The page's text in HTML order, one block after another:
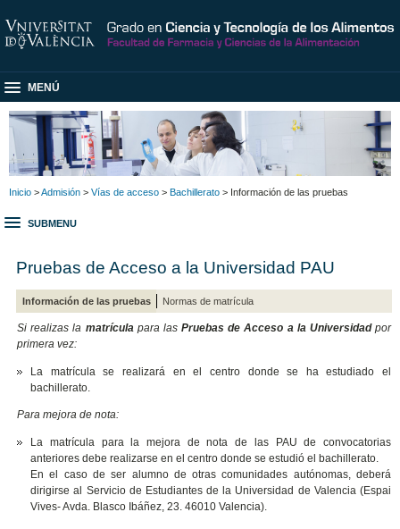
MENÚ
Inicio >Admisión > Vías de acceso > Bachillerato > Información de las pruebas
SUBMENU
Pruebas de Acceso a la Universidad PAU
Información de las pruebas Normas de matrícula
Si realizas la matrícula para lasPruebas de Acceso a la Universidadpor
primera vez:
La matrícula se realizará en el centro donde se ha estudiado el
bachillerato.
Para mejora de nota:
La matrícula para la mejora de nota de las PAU de convocatorias
anteriores debe realizarse en el centro donde se estudió el bachillerato.
En el caso de ser alumno de otras comunidades autónomas, deberá
dirigirse al Servicio de Estudiantes de la Universidad de Valencia (Espai
Vives- Avda. Blasco Ibáñez, 23. 46010 Valencia).